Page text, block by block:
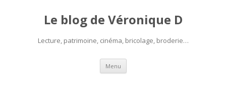
Le blog de Véronique D
Lecture, patrimoine, cinéma, bricolage, broderie…
Menu Aller
contenu